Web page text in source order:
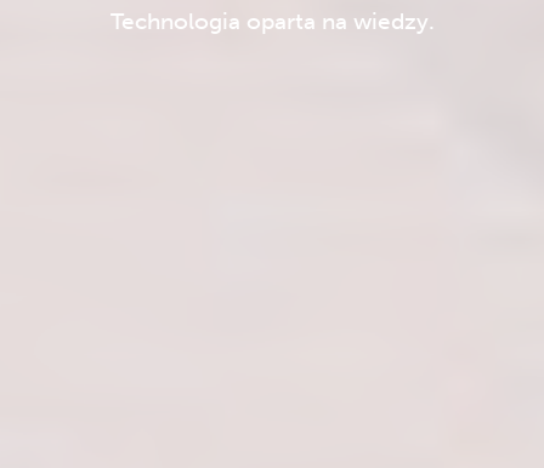
Technologia oparta na wiedzy.